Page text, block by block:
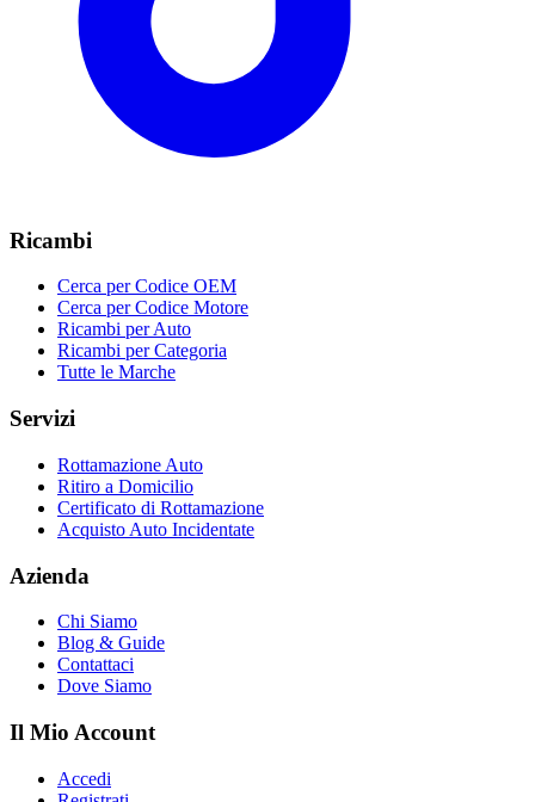
Ricambi
Cerca per Codice OEM
Cerca per Codice Motore
Ricambi per Auto
Ricambi per Categoria
Tutte le Marche
Servizi
Rottamazione Auto
Ritiro a Domicilio
Certificato di Rottamazione
Acquisto Auto Incidentate
Azienda
Chi Siamo
Blog & Guide
Contattaci
Dove Siamo
Il Mio Account
Accedi